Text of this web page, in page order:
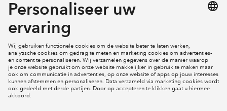
Mijn profiel
Social Media